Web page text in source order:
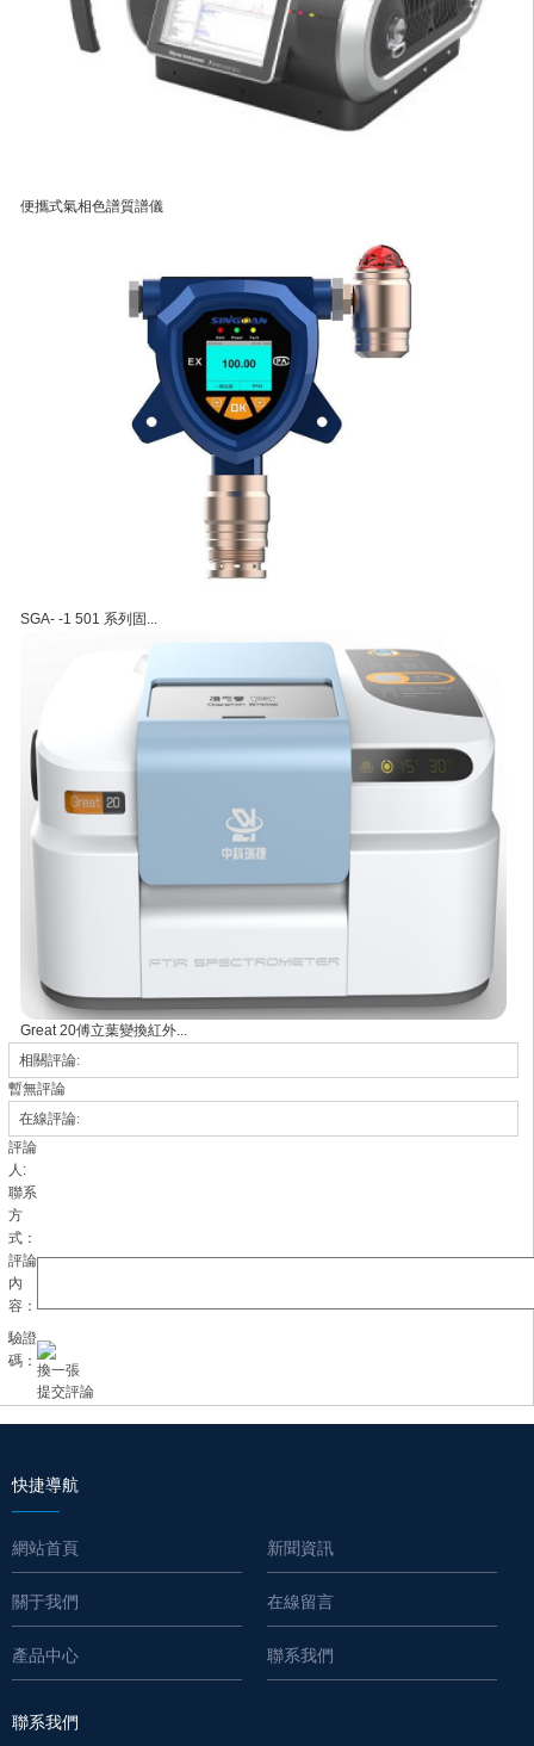
便攜式氣相色譜質譜儀
SGA- -1 501 系列固...
Great 20傅立葉變換紅外...
相關評論:
暫無評論
在線評論:
評論
人:
聯系
方
式：
評論
內
容：
驗證
碼：
換一張
快捷導航
網站首頁 新聞資訊
關于我們 在線留言
產品中心 聯系我們
聯系我們